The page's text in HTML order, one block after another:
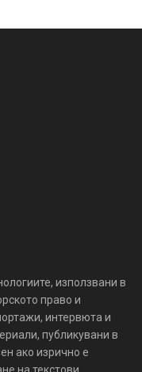
използвани в
право и
интервюта и
публикувани в
ако изрично е
на текстови